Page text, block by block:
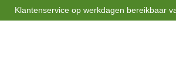
Klantenservice op werkdagen bereikbaar